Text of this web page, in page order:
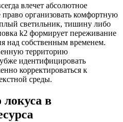
влечет абсолютное
организовать комфортную
светильник, тишину либо
k2 формирует переживание
над собственным временем.
территорию
идентифицировать
корректироваться к
среды.
локуса в